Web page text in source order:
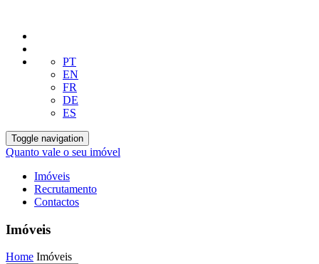
PT
EN
FR
DE
ES
Toggle navigation
Quanto vale o seu imóvel
Imóveis
Recrutamento
Contactos
Imóveis
Home Imóveis